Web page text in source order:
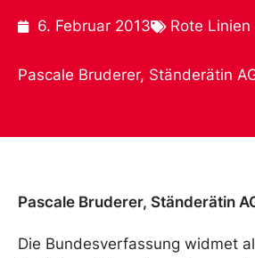
6. Februar 2013 Rote Linien
Pascale Bruderer, Ständerätin
Pascale Bruderer, Ständerätin
Die Bundesverfassung widmet